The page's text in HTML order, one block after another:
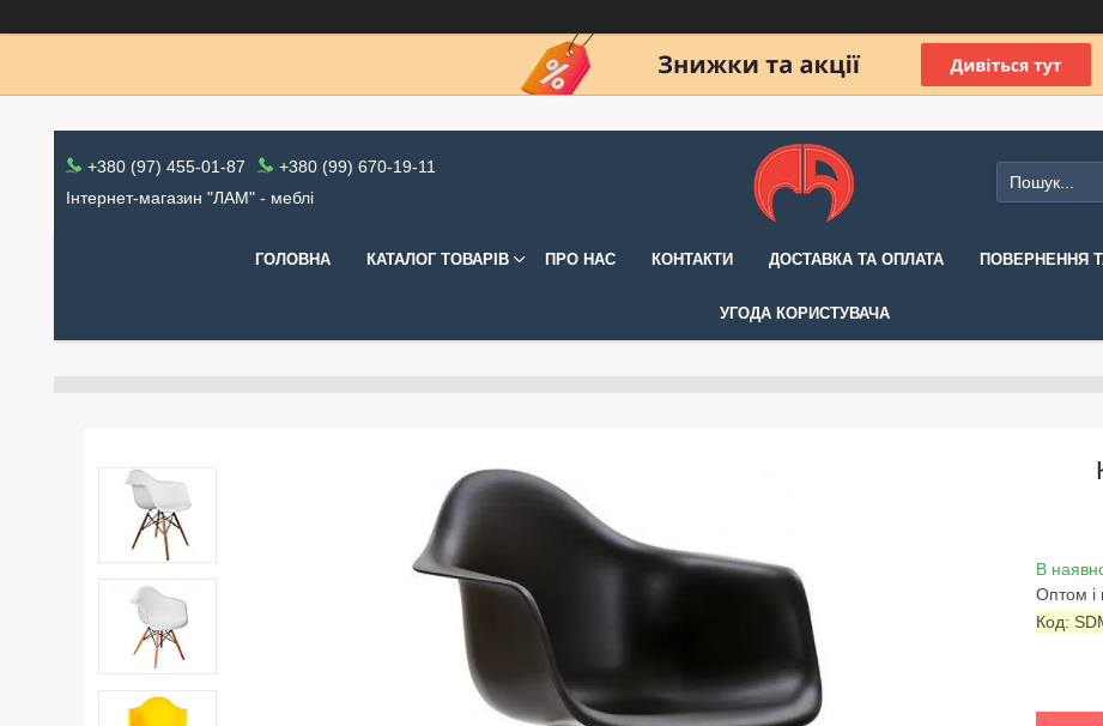
+380 (97) 455-01-87
+380 (99) 670-19-11
Інтернет-магазин "ЛАМ" - меблі
ГОЛОВНА КАТАЛОГ ТОВАРІВ ПРО НАС КОНТАКТИ ДОСТАВКА ТА ОПЛАТА ПОВЕРНЕННЯ
УГОДА КОРИСТУВАЧА
В
Оптом і
Код: